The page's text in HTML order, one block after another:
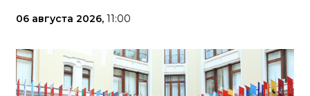
06 августа 2026, 11:00